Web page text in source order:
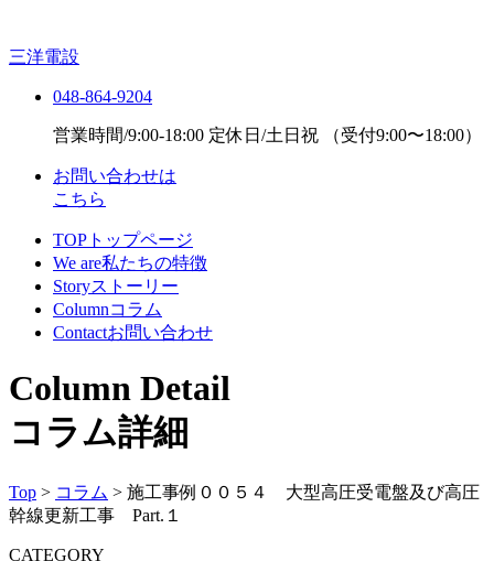
三洋電設
048-864-9204
営業時間/9:00-18:00 定休日/土日祝 （受付9:00〜18:00）
お問い合わせは
こちら
TOP トップページ
We are私たちの特徴
Storyストーリー
Columnコラム
Contactお問い合わせ
Column Detail
コラム詳細
Top > コラム > 施工事例００５４ 大型高圧受電盤及び高圧
幹線更新工事 Part.１
CATEGORY